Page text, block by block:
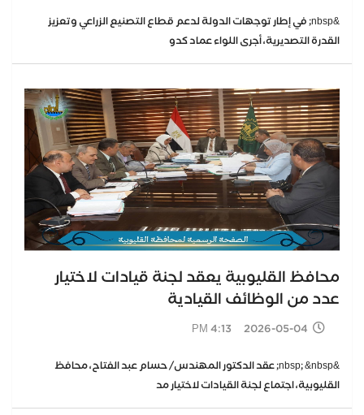
&nbsp; في إطار توجهات الدولة لدعم قطاع التصنيع الزراعي وتعزيز
القدرة التصديرية، أجرى اللواء عماد كدو
محافظ القليوبية يعقد لجنة قيادات لاختيار
عدد من الوظائف القيادية
2026-05-04 4:13 PM
&nbsp; &nbsp; عقد الدكتور المهندس/ حسام عبد الفتاح، محافظ
القليوبية، اجتماع لجنة القيادات لاختيار مد